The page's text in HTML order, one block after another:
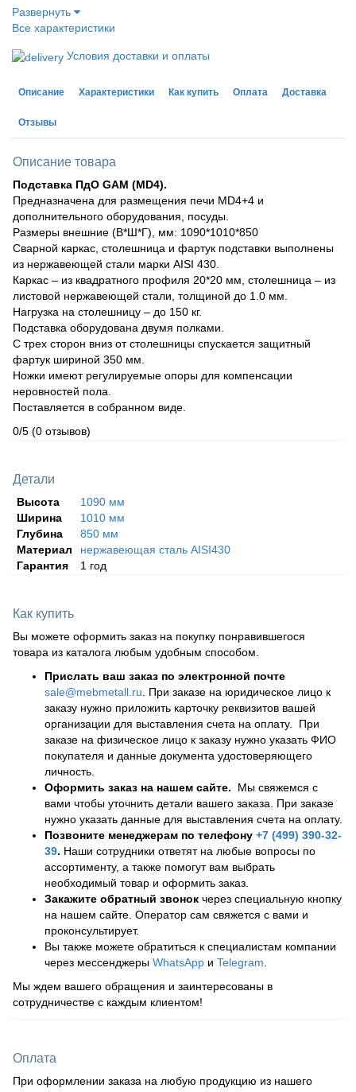
Развернуть
Все характеристики
Условия доставки и оплаты
Описание Характеристики Как купить Оплата Доставка
Отзывы
Описание товара
Подставка ПдО GAM (MD4).
Предназначена для размещения печи MD4+4 и
дополнительного оборудования, посуды.
Размеры внешние (В*Ш*Г), мм: 1090*1010*850
Сварной каркас, столешница и фартук подставки выполнены
из нержавеющей стали марки AISI 430.
Каркас – из квадратного профиля 20*20 мм, столешница – из
листовой нержавеющей стали, толщиной до 1.0 мм.
Нагрузка на столешницу – до 150 кг.
Подставка оборудована двумя полками.
С трех сторон вниз от столешницы спускается защитный
фартук шириной 350 мм.
Ножки имеют регулируемые опоры для компенсации
неровностей пола.
Поставляется в собранном виде.
0/5 (0 отзывов)
Детали
Высота
1090 мм
Ширина
1010 мм
Глубина
850 мм
Материал
нержавеющая сталь AISI430
Гарантия
1 год
Как купить
Вы можете оформить заказ на покупку понравившегося
товара из каталога любым удобным способом.
Прислать ваш заказ по электронной почте
sale@mebmetall.ru . При заказе на юридическое лицо к
заказу нужно приложить карточку реквизитов вашей
организации для выставления счета на оплату. При
заказе на физическое лицо к заказу нужно указать ФИО
покупателя и данные документа удостоверяющего
личность.
Оформить заказ на нашем сайте. Мы свяжемся с
вами чтобы уточнить детали вашего заказа. При заказе
нужно указать данные для выставления счета на оплату.
Позвоните менеджерам по телефону +7 (499) 390-32-
39. Наши сотрудники ответят на любые вопросы по
ассортименту, а также помогут вам выбрать
необходимый товар и оформить заказ.
Закажите обратный звонок через специальную кнопку
на нашем сайте. Оператор сам свяжется с вами и
проконсультирует.
Вы также можете обратиться к специалистам компании
через мессенджеры WhatsApp и Telegram
Мы ждем вашего обращения и заинтересованы в
сотрудничестве с каждым клиентом!
Оплата
При оформлении заказа на любую продукцию из нашего